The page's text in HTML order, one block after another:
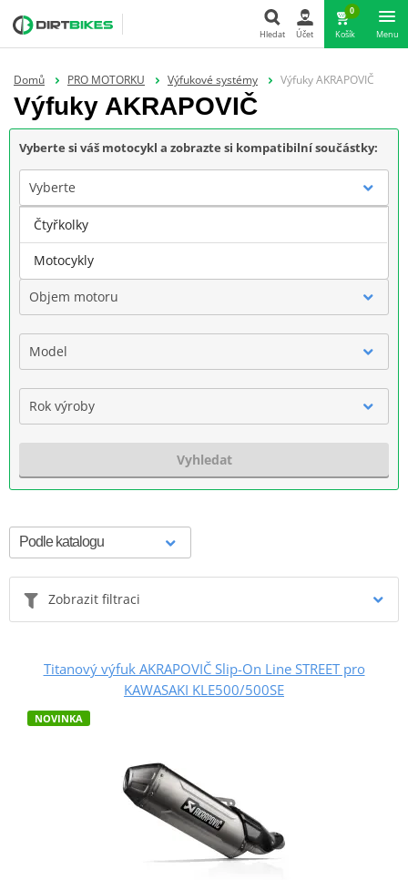
Hledat
Hledat Účet
0
Košík Menu
Domů PRO MOTORKU Výfukové systémy Výfuky AKRAPOVIČ
Výfuky AKRAPOVIČ
Vyberte si váš motocykl a zobrazte si kompatibilní součástky:
Vyberte
Značka
Objem motoru
Model
Rok výroby
Vyhledat
Zobrazit filtraci
Titanový výfuk AKRAPOVIČ Slip-On Line STREET pro
KAWASAKI KLE500/500SE
NOVINKA
Čtyřkolky
Motocykly